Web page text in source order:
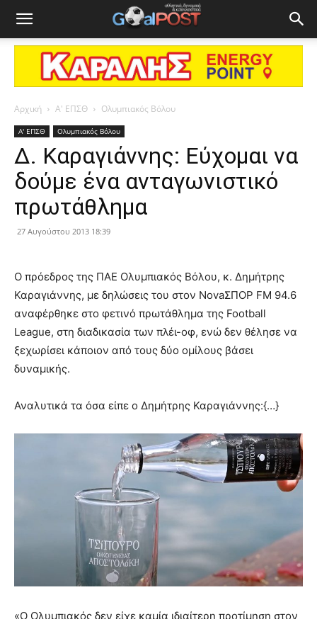
Αρχική Α' ΕΠΣΘ Ολυμπιακός Βόλου
Α' ΕΠΣΘ Ολυμπιακός Βόλου
Δ. Καραγιάννης: Εύχομαι να
δούμε ένα ανταγωνιστικό
πρωτάθλημα
27 Αυγούστου 2013 18:39
Ο πρόεδρος της ΠΑΕ Ολυμπιακός Βόλου, κ. Δημήτρης
Καραγιάννης, με δηλώσεις του στον NovaΣΠΟΡ FM 94.6
αναφέρθηκε στο φετινό πρωτάθλημα της Football
League, στη διαδικασία των πλέι-οφ, ενώ δεν θέλησε να
ξεχωρίσει κάποιον από τους δύο ομίλους βάσει
δυναμικής.
Αναλυτικά τα όσα είπε ο Δημήτρης Καραγιάννης:{…}
«Ο Ολυμπιακός δεν είχε καμία ιδιαίτερη προτίμηση στον